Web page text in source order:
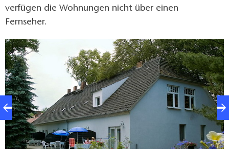
verfügen die Wohnungen nicht über einen
Fernseher.